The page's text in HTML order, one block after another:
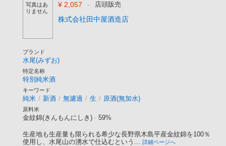
写真はあ
りません
¥ 2,057 - 店頭販売
株式会社田中屋酒造店
ブランド
水尾(みずお)
特定名称
特別純米酒
キーワード
純米 / 新酒 / 無濾過 / 生 / 原酒(無加水)
原料米
金紋錦(きんもんにしき) - 59%
生産地も生産量も限られる希少な長野県木島平産金紋錦を100％
使用し、水尾山の湧水で仕込むという... 詳細ページへ